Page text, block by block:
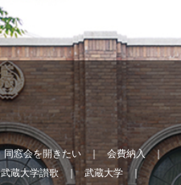
同窓会を開きたい
会費納入
武蔵大学讃歌
武蔵大学